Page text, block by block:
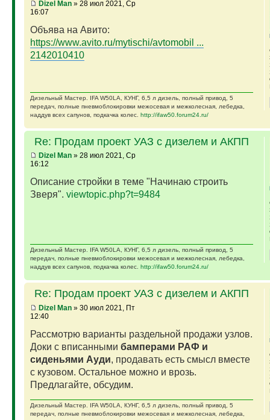
Dizel Man» 28 июл 2021, Ср
16:07
Объява на Авито:
https://www.avito.ru/mytischi/avtomobil ...
2142010410
Дизельный Мастер. IFA W50LA, КУНГ, 6,5 л дизель, полный привод, 5
передач, полные пневмоблокировки межосевая и межколесная, лебедка,
наддув всех сапунов, подкачка колес. http://ifaw50.forum24.ru/
Re: Продам проект УАЗ с дизелем и АКПП
Dizel Man» 28 июл 2021, Ср
16:12
Описание стройки в теме "Начинаю строить
Зверя". viewtopic.php?t=9484
Дизельный Мастер. IFA W50LA, КУНГ, 6,5 л дизель, полный привод, 5
передач, полные пневмоблокировки межосевая и межколесная, лебедка,
наддув всех сапунов, подкачка колес. http://ifaw50.forum24.ru/
Re: Продам проект УАЗ с дизелем и АКПП
Dizel Man» 30 июл 2021, Пт
12:40
Рассмотрю варианты раздельной продажи узлов.
Доки с вписанными бамперами РАФ и
сиденьями Ауди, продавать есть смысл вместе
с кузовом. Остальное можно и врозь.
Предлагайте, обсудим.
Дизельный Мастер. IFA W50LA, КУНГ, 6,5 л дизель, полный привод, 5
передач, полные пневмоблокировки межосевая и межколесная, лебедка,